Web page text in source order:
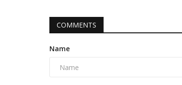
COMMENTS
Name